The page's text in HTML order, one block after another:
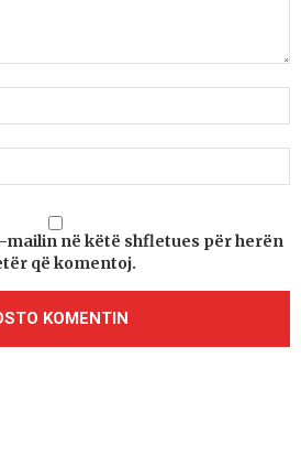
mailin në këtë shfletues për herën
që komentoj.